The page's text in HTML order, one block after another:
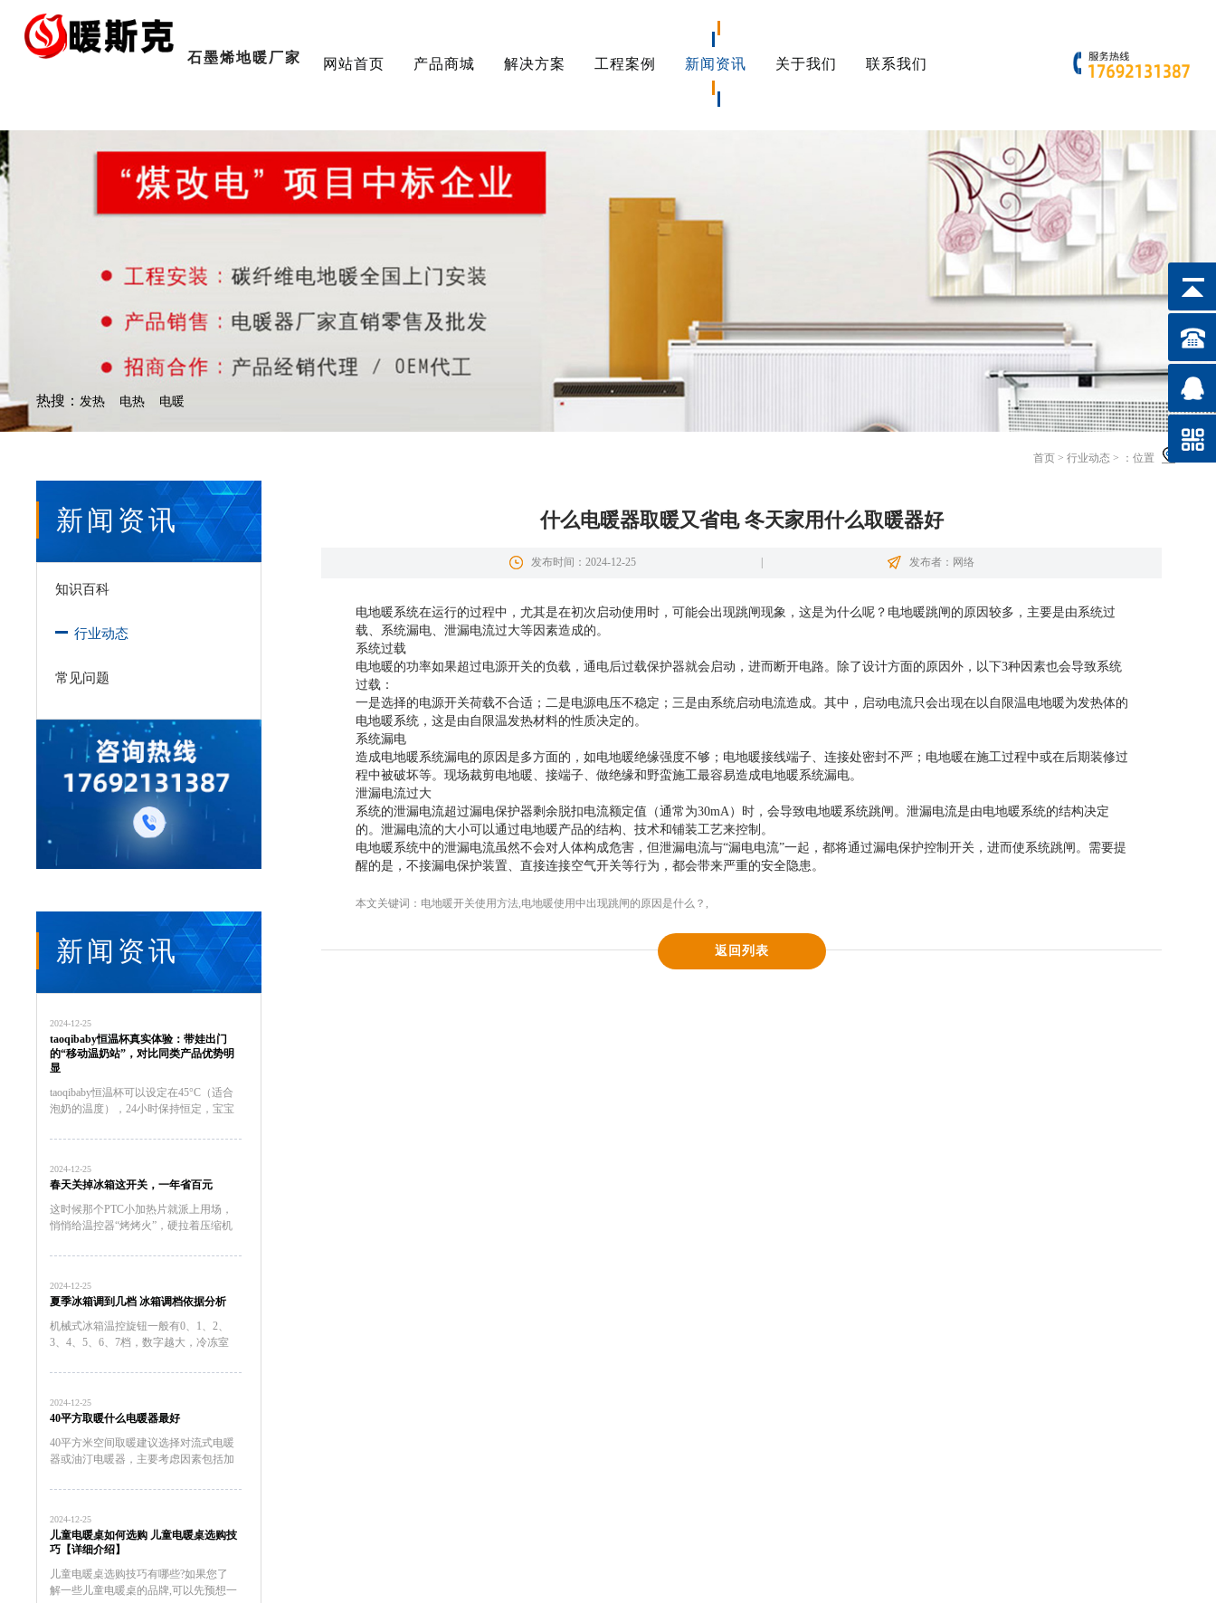
石墨烯地暖厂家 网站首页 产品商城 解决方案 工程案例 新闻资讯 关于我们 联系我们
热搜： 发热 电热 电暖
首页 >行业动态 > ：位置
新闻资讯
知识百科
行业动态
常见问题
新闻资讯
2024-12-25
taoqibaby恒温杯真实体验：带娃出门
的“移动温奶站”，对比同类产品优势明
显
taoqibaby恒温杯可以设定在45°C（适合
泡奶的温度），24小时保持恒定，宝宝
神器，值得入手用了一个月，taoqibaby
果你...
2024-12-25
春天关掉冰箱这开关，一年省百元
这时候那个PTC小加热片就派上用场，
悄悄给温控器“烤烤火”，硬拉着压缩机
过实测，让这开关全年在线，一年白白
到了零下15℃以上，...
2024-12-25
夏季冰箱调到几档 冰箱调档依据分析
机械式冰箱温控旋钮一般有0、1、2、
3、4、5、6、7档，数字越大，冷冻室
耗电量也大。温控器的档位应根据季节
调在3档上，具体要看你的...
2024-12-25
40平方取暖什么电暖器最好
40平方米空间取暖建议选择对流式电暖
器或油汀电暖器，主要考虑因素包括加
以及空间适配性。对流式电暖器表面温
安全。油汀电暖器因热惯性大...
2024-12-25
儿童电暖桌如何选购 儿童电暖桌选购技
巧【详细介绍】
儿童电暖桌选购技巧有哪些?如果您了
解一些儿童电暖桌的品牌,可以先预想一
什么电暖器取暖又省电 冬天家用什么取暖器好
发布时间：2024-12-25 发布者：网络
电地暖系统在运行的过程中，尤其是在初次启动使用时，可能会出现跳闸现象，这是为什么呢？电地暖跳闸的原因较多，主要是由系统过
载、系统漏电、泄漏电流过大等因素造成的。
系统过载
电地暖的功率如果超过电源开关的负载，通电后过载保护器就会启动，进而断开电路。除了设计方面的原因外，以下3种因素也会导致系统
过载：
一是选择的电源开关荷载不合适；二是电源电压不稳定；三是由系统启动电流造成。其中，启动电流只会出现在以自限温电地暖为发热体的
电地暖系统，这是由自限温发热材料的性质决定的。
系统漏电
造成电地暖系统漏电的原因是多方面的，如电地暖绝缘强度不够；电地暖接线端子、连接处密封不严；电地暖在施工过程中或在后期装修过
程中被破坏等。现场裁剪电地暖、接端子、做绝缘和野蛮施工最容易造成电地暖系统漏电。
泄漏电流过大
系统的泄漏电流超过漏电保护器剩余脱扣电流额定值（通常为30mA）时，会导致电地暖系统跳闸。泄漏电流是由电地暖系统的结构决定
的。泄漏电流的大小可以通过电地暖产品的结构、技术和铺装工艺来控制。
电地暖系统中的泄漏电流虽然不会对人体构成危害，但泄漏电流与“漏电电流”一起，都将通过漏电保护控制开关，进而使系统跳闸。需要提
醒的是，不接漏电保护装置、直接连接空气开关等行为，都会带来严重的安全隐患。
本文关键词： 电地暖开关使用方法,电地暖使用中出现跳闸的原因是什么？ ,
返回列表